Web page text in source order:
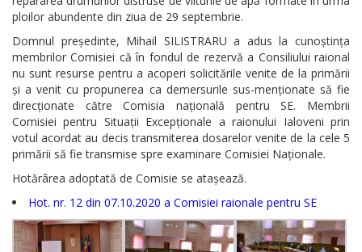
ploilor abundente din ziua de 29 septembrie.
Domnul președinte, Mihail SILISTRARU a adus la cunoștința
membrilor Comisiei că în fondul de rezervă a Consiliului raional
nu sunt resurse pentru a acoperi solicitările venite de la primării
și a venit cu propunerea ca demersurile sus-menționate să fie
direcționate către Comisia națională pentru SE. Membrii
Comisiei pentru Situații Excepționale a raionului Ialoveni prin
votul acordat au decis transmiterea dosarelor venite de la cele 5
primării să fie transmise spre examinare Comisiei Naționale.
Hotărârea adoptată de Comisie se atașează.
Hot. nr. 12 din 07.10.2020 a Comisiei raionale pentru SE